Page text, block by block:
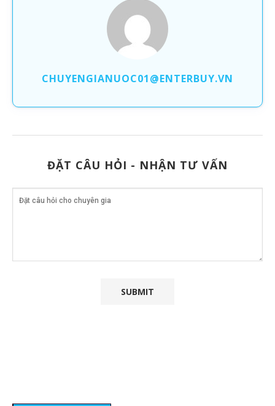
CHUYENGIANUOC01@ENTERBUY.VN
ĐẶT CÂU HỎI - NHẬN TƯ VẤN